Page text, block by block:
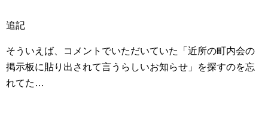
追記
そういえば、コメントでいただいていた「近所の町内会の
掲示板に貼り出されて言うらしいお知らせ」を探すのを忘
れてた…